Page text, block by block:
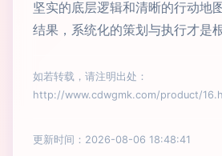
坚实的底层逻辑和清晰的行动地
结果，系统化的策划与执行才是根
如若转载，请注明出处：
http://www.cdwgmk.com/product/
更新时间：2026-08-06 18:48:41